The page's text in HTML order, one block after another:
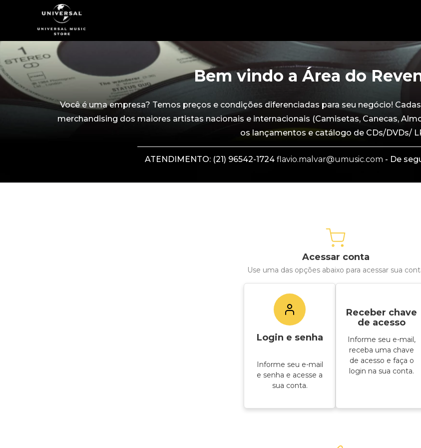
Bem vindo a Área do
Você é uma empresa? Temos preços e condições diferenciadas para seu negócio!
merchandising dos maiores artistas nacionais e internacionais (Camisetas, Canecas,
os lançamentos e catálogo de CDs/DVDs/
ATENDIMENTO: (21) 96542-1724 flavio.malvar@umusic.com - De
Acessar conta
Use uma das opções abaixo para acessar sua
Login e senha
Informe seu e-mail
e senha e acesse a
sua conta.
Receber chave
de acesso
Informe seu e-mail,
receba uma chave
de acesso e faça o
login na sua conta.